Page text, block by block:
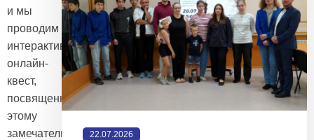
и мы
проводим
интерактивный
онлайн-
квест,
посвященный
этому
замечательному22.07.2026